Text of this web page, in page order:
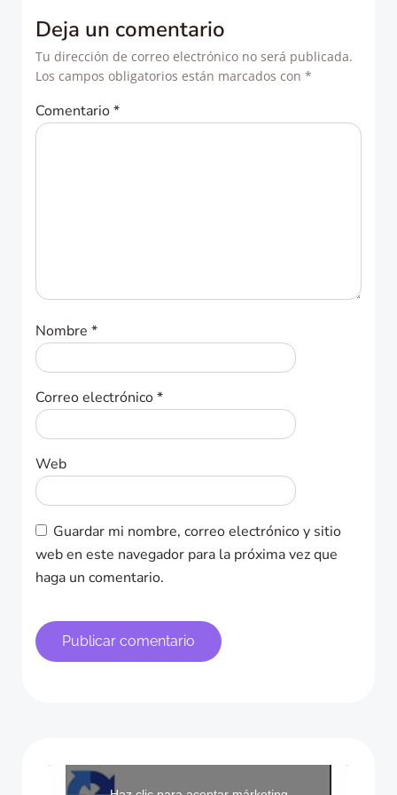
entradasentradas
Deja un comentario
Tu dirección de correo electrónico no será publicada.
Los campos obligatorios están marcados con *
Comentario*
Nombre *
Correo electrónico*
Web
Guardar mi nombre, correo electrónico y sitio
web en este navegador para la próxima vez que
haga un comentario.